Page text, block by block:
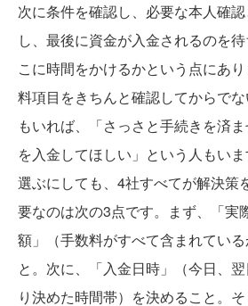
次に条件を確認し、必要な本人確
し、最後に資金が入金されるのを
こに時間をかけるかという点にあ
料項目をきちんと確認してからで
もいれば、「さっさと手続きを済
を入金してほしい」という人もい
選ぶにしても、4社すべてが解決策
要なのは次の3点です。まず、「実
額」（手数料がすべて含まれてい
と。次に、「入金日時」（今日、
り決めた時間帯）を決めること。